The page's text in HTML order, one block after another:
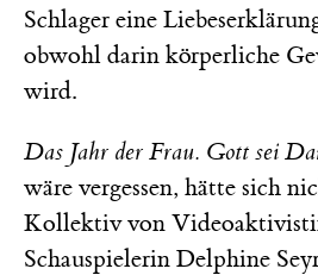
Schlager eine
obwohl darin körperliche
wird.
Das Jahr der Frau. Gott sei
wäre vergessen, hätte sich
Kollektiv von
Schauspielerin Delphine